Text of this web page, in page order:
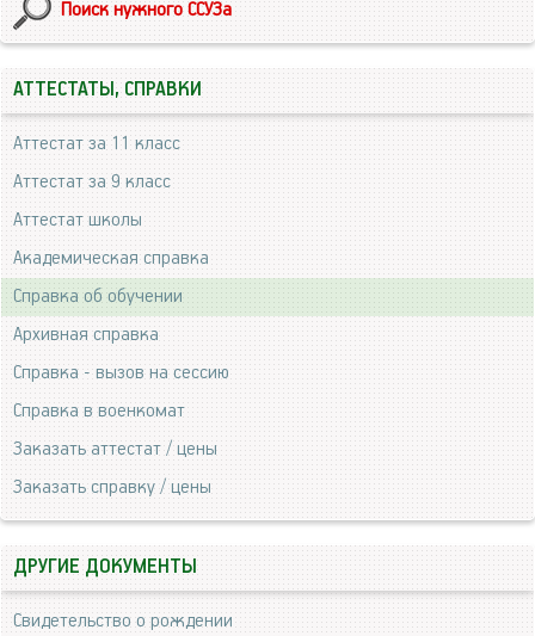
Поиск нужного ССУЗа
АТТЕСТАТЫ, СПРАВКИ
Аттестат за 11 класс
Аттестат за 9 класс
Аттестат школы
Академическая справка
Справка об обучении
Архивная справка
Справка - вызов на сессию
Справка в военкомат
Заказать аттестат / цены
Заказать справку / цены
ДРУГИЕ ДОКУМЕНТЫ
Свидетельство о рождении